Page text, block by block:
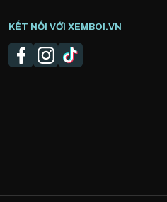
KẾT NỐI VỚI XEMBOI.VN